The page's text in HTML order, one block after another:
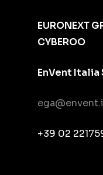
EURONEXT
CYBEROO
EnVent Italia
+39 02